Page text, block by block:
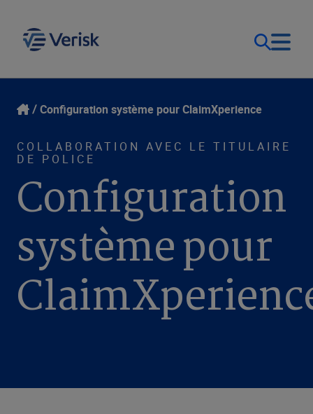
Notre objectif
Nos solutions
Ressources
Entreprise
Ouverture de session
Contact Us
Canada (FR)
Configuration système pour ClaimXperience
COLLABORATION AVEC LE TITULAIRE
DE POLICE
Configuration
système pour